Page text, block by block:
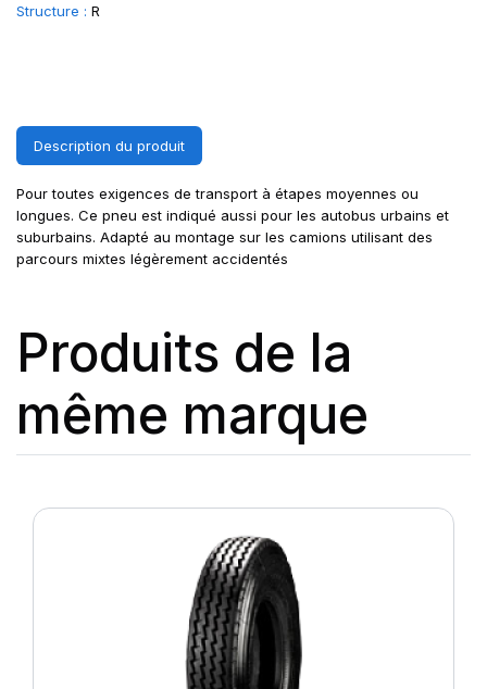
Structure : R
Description du produit
Pour toutes exigences de transport à étapes moyennes ou
longues. Ce pneu est indiqué aussi pour les autobus urbains et
suburbains. Adapté au montage sur les camions utilisant des
parcours mixtes légèrement accidentés
Produits de la
même marque